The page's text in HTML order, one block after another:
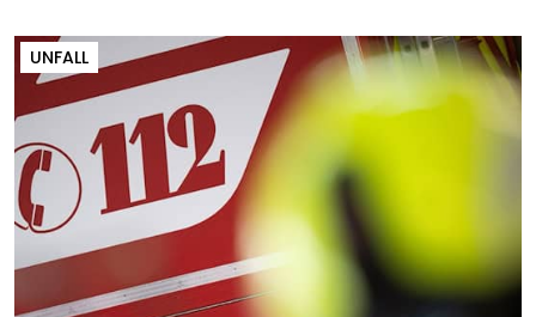
UNFALL